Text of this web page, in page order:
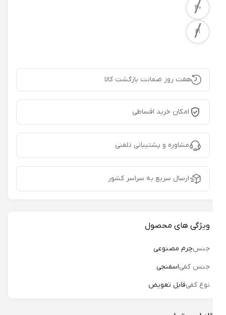
/
/
هفت روز ضمانت بازگشت کالا
امکان خرید اقساطی
مشاوره و پشتیبانی تلفنی
ارسال سریع به سراسر کشور
ویژگی های محصول
جنسچرم مصنوعی
جنس کفی اسفنجی
نوع کفی قابل تعویض